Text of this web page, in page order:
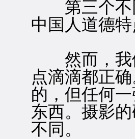
第三个不同
中国人道德
然而，我们
点滴滴都正
的，但任何
东西。摄影
不同。